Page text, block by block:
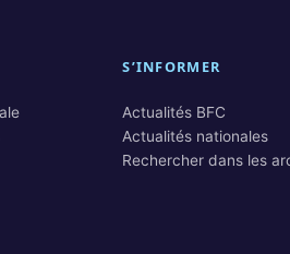
S’INFORMER
Actualités BFC
Actualités nationales
Rechercher dans les